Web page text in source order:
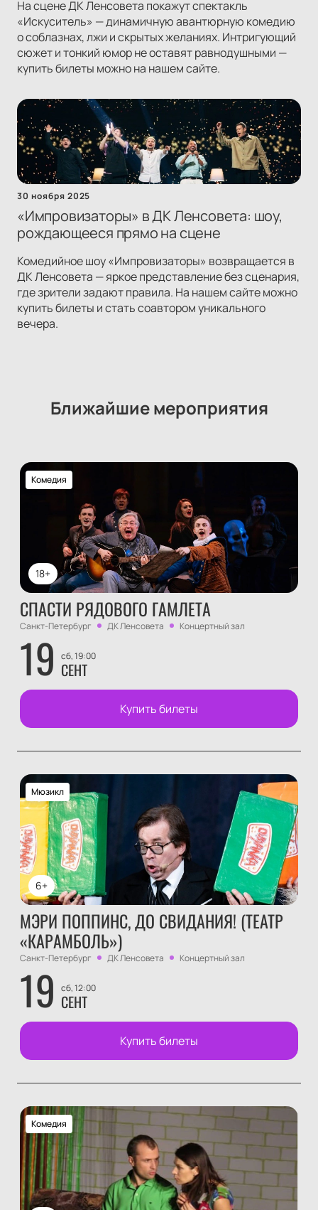
На сцене ДК Ленсовета покажут спектакль
«Искуситель» — динамичную авантюрную комедию
о соблазнах, лжи и скрытых желаниях. Интригующий
сюжет и тонкий юмор не оставят равнодушными —
купить билеты можно на нашем сайте.
30 ноября 2025
«Импровизаторы» в ДК Ленсовета: шоу,
рождающееся прямо на сцене
Комедийное шоу «Импровизаторы» возвращается в
ДК Ленсовета — яркое представление без сценария,
где зрители задают правила. На нашем сайте можно
купить билеты и стать соавтором уникального
вечера.
Ближайшие мероприятия
18+
Комедия
СПАСТИ РЯДОВОГО ГАМЛЕТА
Санкт-Петербург ДК Ленсовета Концертный зал
19 сб, 19:00
СЕНТ
Купить билеты
6+
Мюзикл
МЭРИ ПОППИНС, ДО СВИДАНИЯ! (ТЕАТР
«КАРАМБОЛЬ»)
Санкт-Петербург ДК Ленсовета Концертный зал
19 сб, 12:00
СЕНТ
Купить билеты
Комедия